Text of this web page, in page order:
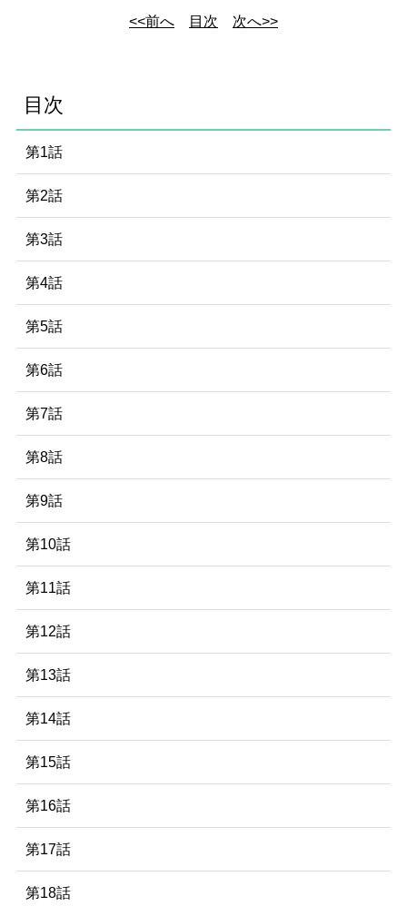
<<前へ 目次 次へ>>
目次
第1話
第2話
第3話
第4話
第5話
第6話
第7話
第8話
第9話
第10話
第11話
第12話
第13話
第14話
第15話
第16話
第17話
第18話